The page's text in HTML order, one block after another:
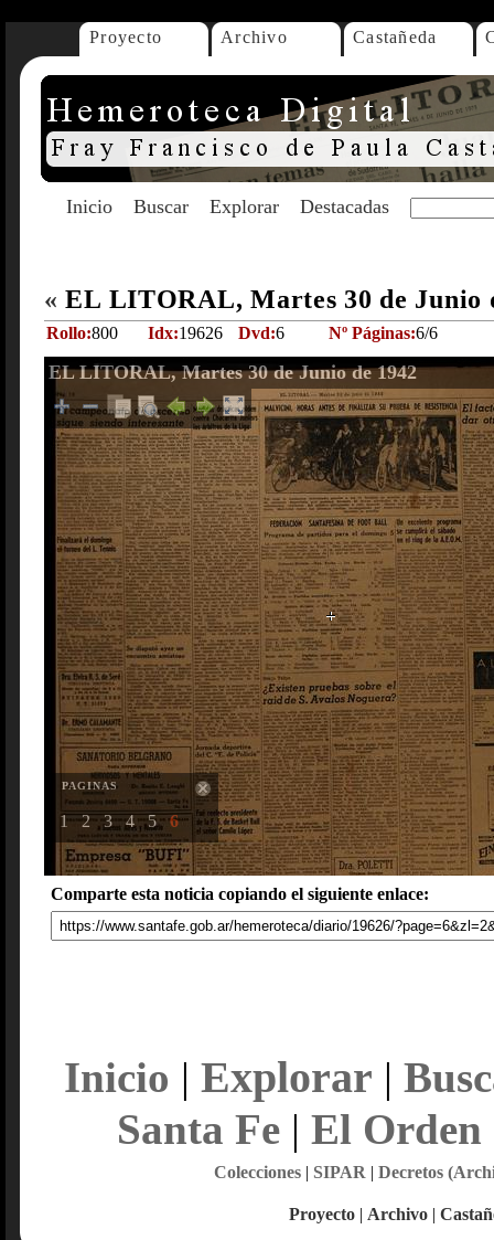
Proyecto Archivo Castañeda
Inicio Buscar Explorar Destacadas
« EL LITORAL, Martes 30 de Junio
Rollo:800 Idx:19626 Dvd:6 Nº Páginas:6/6
EL LITORAL, Martes 30 de Junio de 1942
PAGINAS
1 2 3 4 5 6
Comparte esta noticia copiando el siguiente enlace:
Inicio | Explorar |
Santa Fe| El Orden
Colecciones| SIPAR | Decretos
Proyecto | Archivo |